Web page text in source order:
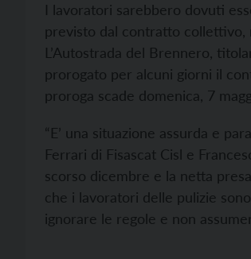
I lavoratori sarebbero dovuti
previsto dal contratto collettivo,
L’Autostrada del Brennero,
prorogato per alcuni giorni il
proroga scade domenica, 7
“E’ una situazione assurda e
Ferrari di Fisascat Cisl e
scorso dicembre e la netta
che i lavoratori delle pulizie
ignorare le regole e non